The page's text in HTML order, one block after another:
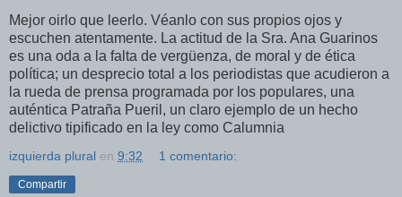
Mejor oirlo que leerlo. Véanlo con sus propios ojos y
escuchen atentamente. La actitud de la Sra. Ana Guarinos
es una oda a la falta de vergüenza, de moral y de ética
política; un desprecio total a los periodistas que acudieron a
la rueda de prensa programada por los populares, una
auténtica Patraña Pueril, un claro ejemplo de un hecho
delictivo tipificado en la ley como Calumnia
izquierda plural en 9:32 1 comentario:
Compartir